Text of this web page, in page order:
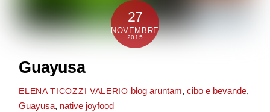
27
NOVEMBRE
2015
Guayusa
ELENA TICOZZI VALERIO blog aruntam, cibo e bevande,
Guayusa, native joyfood